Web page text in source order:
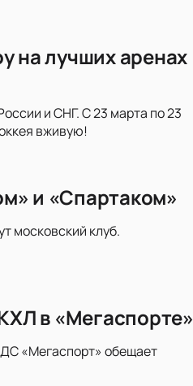
на лучших аренах
и СНГ. С 23 марта по 23
вживую!
и «Спартаком»
московский клуб.
в «Мегаспорте»
«Мегаспорт» обещает